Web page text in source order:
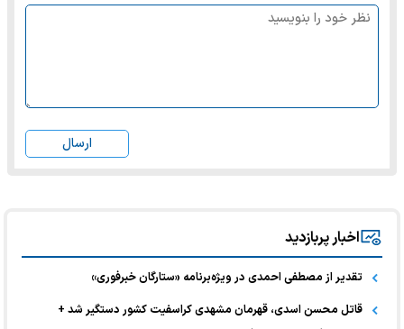
ارسال
اخبار پربازدید
تقدیر از مصطفی احمدی در ویژه‌برنامه «ستارگان خبرفوری»
قاتل محسن اسدی، قهرمان مشهدی کراسفیت کشور دستگیر شد +